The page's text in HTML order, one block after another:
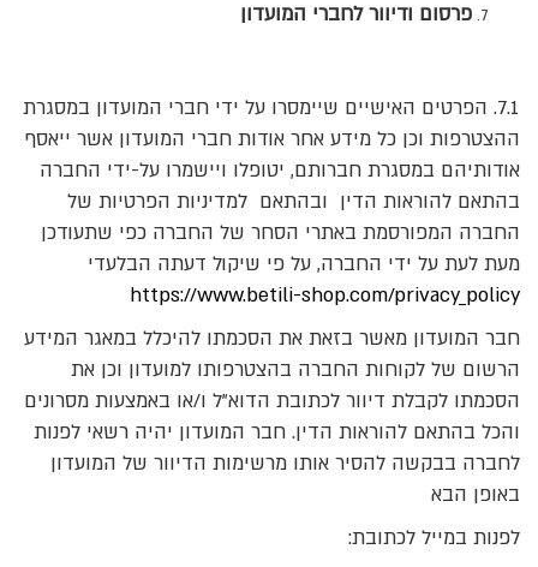
פרסום ודיוור לחברי המועדון
7.1. הפרטים האישיים שיימסרו על ידי חברי המועדון במסגרת
ההצטרפות וכן כל מידע אחר אודות חברי המועדון אשר ייאסף
אודותיהם במסגרת חברותם, יטופלו ויישמרו על-ידי החברה
בהתאם להוראות הדין ובהתאם למדיניות הפרטיות של
החברה המפורסמת באתרי הסחר של החברה כפי שתעודכן
מעת לעת על ידי החברה, על פי שיקול דעתה הבלעדי
https://www.betili-shop.com/privacy_policy
חבר המועדון מאשר בזאת את הסכמתו להיכלל במאגר המידע
הרשום של לקוחות החברה בהצטרפותו למועדון וכן את
הסכמתו לקבלת דיוור לכתובת הדוא"ל ו/או באמצעות מסרונים
והכל בהתאם להוראות הדין. חבר המועדון יהיה רשאי לפנות
לחברה בבקשה להסיר אותו מרשימות הדיוור של המועדון
באופן הבא
לפנות במייל לכתובת: